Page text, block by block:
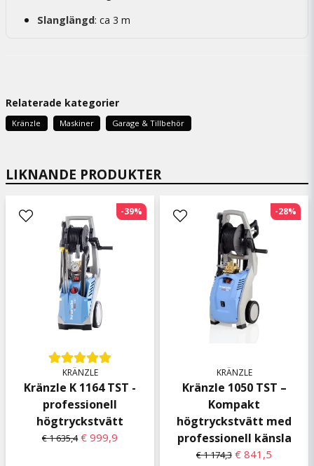
Slanglängd: ca 3 m
LIKNANDE PRODUKTER
KRÄNZLE
Kränzle K 1164 TST -
professionell
högtryckstvätt
€ 1 635,4 € 999,9
-39%
KRÄNZLE
Kränzle 1050 TST –
Kompakt
högtryckstvätt med
professionell känsla
€ 1 174,3 € 841,5
-28%
Relaterade kategorier
Kränzle Maskiner Garage & Tillbehör